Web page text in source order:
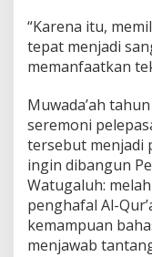
“Karena itu,
tepat menjadi
memanfaatkan
Muwada’ah
seremoni
tersebut menjadi
ingin dibangun
Watugaluh:
penghafal Al-
kemampuan
menjawab